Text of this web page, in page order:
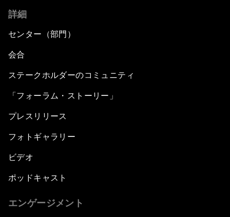
詳細
センター（部門）
会合
ステークホルダーのコミュニティ
「フォーラム・ストーリー」
プレスリリース
フォトギャラリー
ビデオ
ポッドキャスト
エンゲージメント